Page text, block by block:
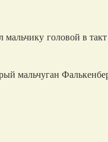
головой в такт
мальчуган